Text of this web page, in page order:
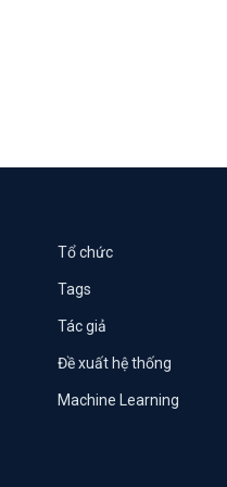
Tổ chức
Tags
Tác giả
Đề xuất hệ thống
Machine Learning